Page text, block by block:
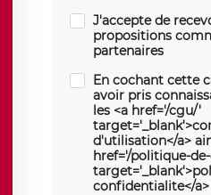
J'accepte de
propositions
partenaires
En cochant cette
avoir pris
les <a href='/cgu/'
d'utilisation</a>
href='/politique-
confidentialite</a>